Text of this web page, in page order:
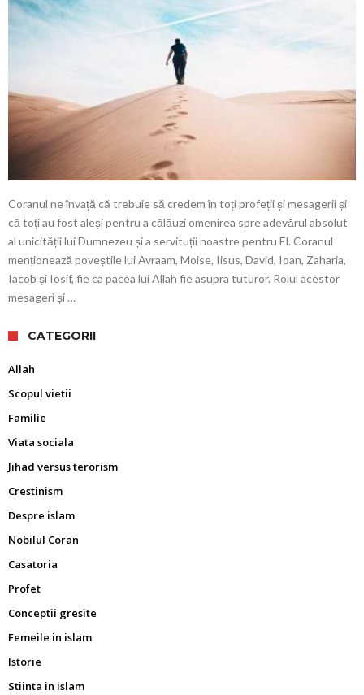
Coranul ne învață că trebuie să credem în toți profeții și mesagerii și
că toți au fost aleși pentru a călăuzi omenirea spre adevărul absolut
al unicității lui Dumnezeu și a servituții noastre pentru El. Coranul
menționează poveștile lui Avraam, Moise, Iisus, David, Ioan, Zaharia,
Iacob și Iosif, fie ca pacea lui Allah fie asupra tuturor. Rolul acestor
mesageri și …
CATEGORII
Allah
Scopul vietii
Familie
Viata sociala
Jihad versus terorism
Crestinism
Despre islam
Nobilul Coran
Casatoria
Profet
Conceptii gresite
Femeile in islam
Istorie
Stiinta in islam